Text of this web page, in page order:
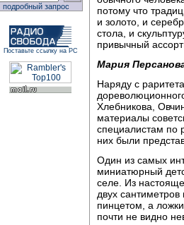
подробный запрос
Поставьте ссылку на РС
потому что
и золото, и
стола, и
привычный
Мария
Наряду с
Хлебникова,
материалы
специалистам по
них были
Один из самых
миниатюрный
селе. Из
двух
пинцетом, а
почти не видно